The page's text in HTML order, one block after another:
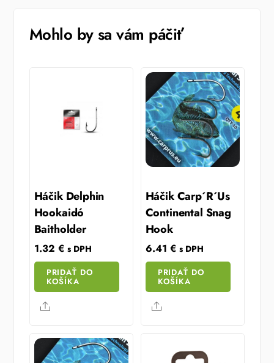
Mohlo by sa vám páčiť
Háčik Delphin
Hookaidó
Baitholder
1.32 € s DPH
PRIDAŤ DO
KOŠÍKA
Share
Háčik Carp´R´Us
Continental Snag
Hook
6.41 € s DPH
PRIDAŤ DO
KOŠÍKA
Share